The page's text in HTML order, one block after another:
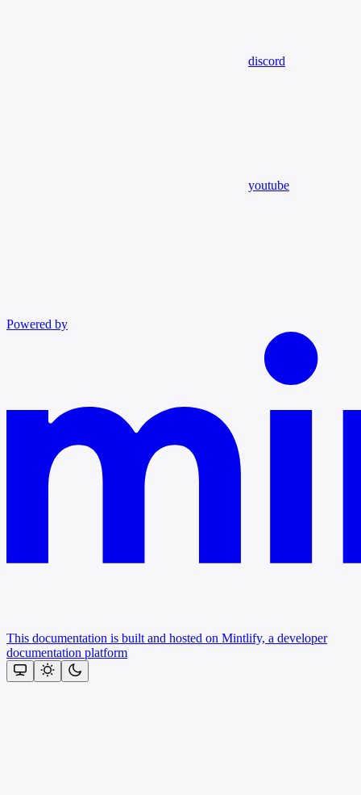
discord
youtube
Powered by
This documentation is built and hosted on Mintlify, a developer
documentation platform